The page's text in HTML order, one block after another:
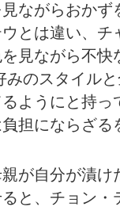
ながらおかず
とは違い、チ
見ながら不快
みのスタイル
ようにと持っ
担にならざる
が自分が漬け
と、チョン・